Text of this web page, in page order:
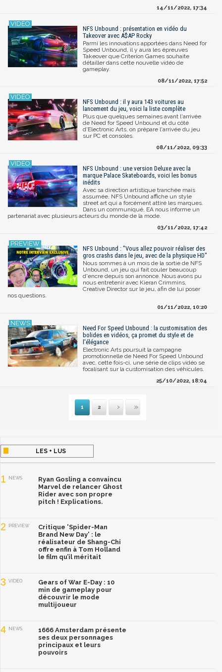
14/11/2022, 17:34
NFS Unbound : présentation en vidéo du
Takeover avec A$AP Rocky
Parmi les innovations apportées dans Need for
Speed Unbound, il y aura les épreuves
Takeover que Criterion Games souhaite
détailler dans cette nouvelle vidéo de
gameplay.
08/11/2022, 17:52
NFS Unbound : il y aura 143 voitures au
lancement du jeu, voici la liste complète
Plus que quelques semaines avant l'arrivée
de Need for Speed Unbound et du côté
d'Electronic Arts, on prépare l'arrivée du jeu
sur PC et consoles.
08/11/2022, 09:33
NFS Unbound : une version Deluxe avec la
marque Palace Skateboards, voici les bonus
inédits
Avec sa direction artistique tranchée mais
assumée, NFS Unbound affiche un style
street art qui a forcément attiré les marques.
Dans un communiqué, EA nous informe un
partenariat avec plusieurs acteurs du monde de la mode.
03/11/2022, 17:42
NFS Unbound : "Vous allez pouvoir réaliser des
gros crashs dans le jeu, avec de la physique HD"
Nous sommes à un mois de la sortie de NFS
Unbound, un jeu qui fait couler beaucoup
d'encre depuis son annonce. Nous avons pu
nous entretenir avec Kieran Crimmins,
Creative Director sur le jeu, afin de lui poser
nos questions.
01/11/2022, 10:20
Need For Speed Unbound : la customisation des
bolides en vidéos, ça promet du style et de
l'élégance
Electronic Arts poursuit la campagne
promotionnelle de Need For Speed Unbound
avec, cette fois-ci, une série de clips vidéo se
focalisant sur la customisation des véhicules.
25/10/2022, 18:04
1 2
Suivante
Dernière
LES + LUS
1 NEWS
Ryan Gosling a convaincu
Marvel de relancer Ghost
Rider avec son propre
pitch ! Explications.
2 PREVIEW
Critique 'Spider-Man
Brand New Day' : le
réalisateur de Shang-Chi
offre enfin à Tom Holland
le film qu’il méritait
3 VIDÉO
Gears of War E-Day : 10
min de gameplay pour
découvrir le mode
multijoueur
4 NEWS
1666 Amsterdam présente
ses deux personnages
principaux et leurs
pouvoirs